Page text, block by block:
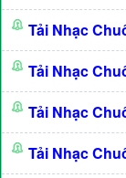
Tải Nhạc
Tải Nhạc
Tải Nhạc
Tải Nhạc